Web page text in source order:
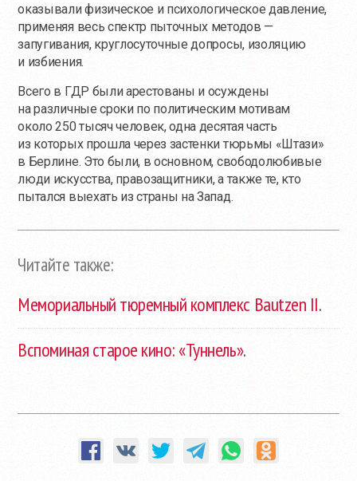
оказывали физическое и психологическое давление,
применяя весь спектр пыточных методов —
запугивания, круглосуточные допросы, изоляцию
и избиения.
Всего в ГДР были арестованы и осуждены
на различные сроки по политическим мотивам
около 250 тысяч человек, одна десятая часть
из которых прошла через застенки тюрьмы «Штази»
в Берлине. Это были, в основном, свободолюбивые
люди искусства, правозащитники, а также те, кто
пытался выехать из страны на Запад.
Читайте также:
Мемориальный тюремный комплекс Bautzen II.
Вспоминая старое кино: «Туннель».